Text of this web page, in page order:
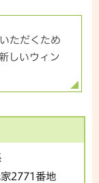
ただくため
しいウィン
2771番地